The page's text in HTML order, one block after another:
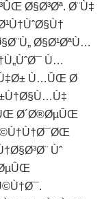
Ø§Ø³Øª. Ø¨Ù‡
Ø§Ø¹ØªÙ…
Ù…
Ù…ÛŒ Ø
Ø´Ø®ØµÛŒ
Ùˆ